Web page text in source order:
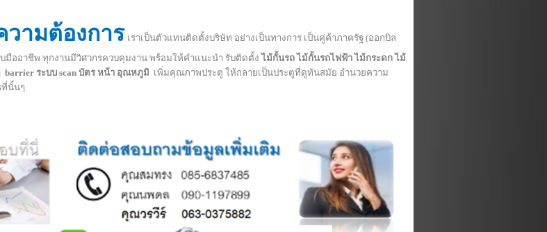
ามต้องการ เราเป็นตัวแทนติดตั้งบริษัท อย่างเป็นทางการ เป็นคู่ค้าภาครัฐ (ออกบิล
มืออาชีพ ทุกงานมีวิศวกรควบคุมงาน พร้อมให้คำแนะนำ รับติดตั้งไม้กั้นรถ ไม้กั้นรถไฟฟ้า ไม้กระดกไม้
ระบบ scan บัตร หน้า อุณหภูมิ เพิ่มคุณภาพประตู ให้กลายเป็นประตูที่ดูทันสมัย อำนวยความ
ที่นั้นๆ